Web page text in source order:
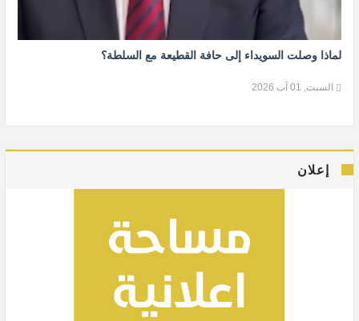
لماذا وصلت السويداء إلى حافة القطيعة مع السلطة؟
السبت, 01 آب 2026
إعلان